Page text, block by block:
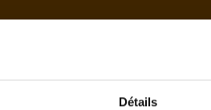
Détails